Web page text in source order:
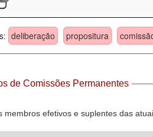
deliberação propositura
de Comissões Permanentes
membros efetivos e suplentes das